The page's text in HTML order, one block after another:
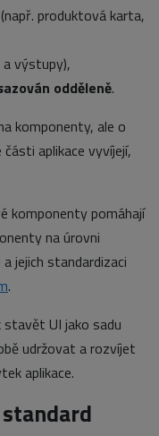
(např. produktová karta,
výstupy),
odděleně.
komponenty, ale o
aplikace vyvíjejí,
komponenty pomáhají
na úrovni
a jejich standardizaci
.
UI jako sadu
udržovat a rozvíjet
aplikace.